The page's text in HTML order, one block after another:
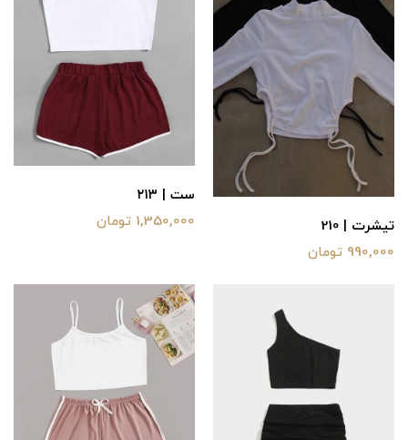
تیشرت | 210
990,000 تومان
ست | ۲۱۳
1,350,000 تومان